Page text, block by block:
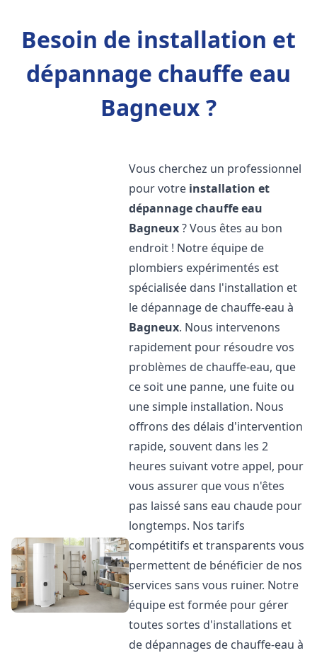
Besoin de installation et
dépannage chauffe eau
Bagneux ?
Vous cherchez un professionnel
pour votre installation et
dépannage chauffe eau
Bagneux? Vous êtes au bon
endroit ! Notre équipe de
plombiers expérimentés est
spécialisée dans l'installation et
le dépannage de chauffe-eau à
Bagneux. Nous intervenons
rapidement pour résoudre vos
problèmes de chauffe-eau, que
ce soit une panne, une fuite ou
une simple installation. Nous
offrons des délais d'intervention
rapide, souvent dans les 2
heures suivant votre appel, pour
vous assurer que vous n'êtes
pas laissé sans eau chaude pour
longtemps. Nos tarifs
compétitifs et transparents vous
permettent de bénéficier de nos
services sans vous ruiner. Notre
équipe est formée pour gérer
toutes sortes d'installations et
de dépannages de chauffe-eau à